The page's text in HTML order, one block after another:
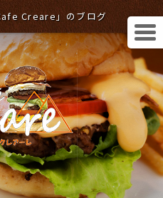
Creare」のブログ